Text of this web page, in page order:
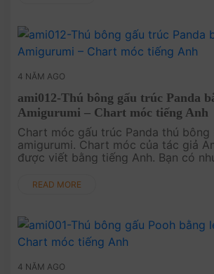
4 NĂM AGO
ami012-Thú bông gấu trúc Panda
Amigurumi – Chart móc tiếng Anh
Chart móc gấu trúc Panda thú bông
amigurumi. Chart móc của tác giả
được viết bằng tiếng Anh. Bạn có
READ MORE
4 NĂM AGO